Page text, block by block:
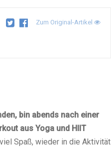
Zum Original-Artikel
bin abends nach einer
aus Yoga und HIIT
Spaß, wieder in die Aktivität